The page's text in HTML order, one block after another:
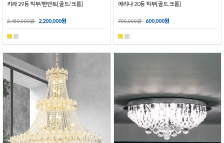
키라 29등 직부/펜던트[골드/크롬]
2,450,000원 2,200,000원
에리나 20등 직부[골드,크롬]
700,000원 600,000원